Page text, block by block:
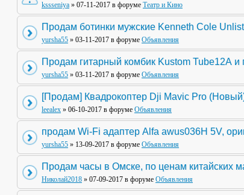
kssseniya » 07-11-2017 в форуме Театр и Кино
Продам ботинки мужские Kenneth Cole
yursha55 » 03-11-2017 в форуме Объявления
Продам гитарный комбик Kustom Tube12А
yursha55 » 03-11-2017 в форуме Объявления
[Продам] Квадрокоптер Dji Mavic Pro
leealex » 06-10-2017 в форуме Объявления
продам Wi-Fi адаптер Alfa awus036H 5V,
yursha55 » 13-09-2017 в форуме Объявления
Продам часы в Омске, по ценам китайских
Николай2018 » 07-09-2017 в форуме Объявления